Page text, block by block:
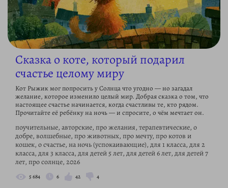
Сказка о коте, который подарил
счастье целому миру
Кот Рыжик мог попросить у Солнца что угодно — но загадал
желание, которое изменило целый мир. Добрая сказка о том, что
настоящее счастье начинается, когда счастливы те, кто рядом.
Прочитайте её ребёнку на ночь — и спросите, о чём мечтает он.
поучительные, авторские, про желания, терапевтические, о
добре, волшебные, про животных, про мечту, про котов и
кошек, о счастье, на ночь (успокаивающие), для 1 класса, для 2
класса, для 3 класса, для детей 5 лет, для детей 6 лет, для детей 7
лет, про солнце, 2026
5 684 6 42 4